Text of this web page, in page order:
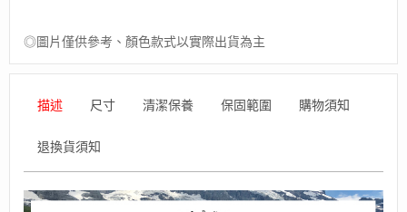
◎圖片僅供參考、顏色款式以實際出貨為主
描述 尺寸 清潔保養 保固範圍 購物須知
退換貨須知